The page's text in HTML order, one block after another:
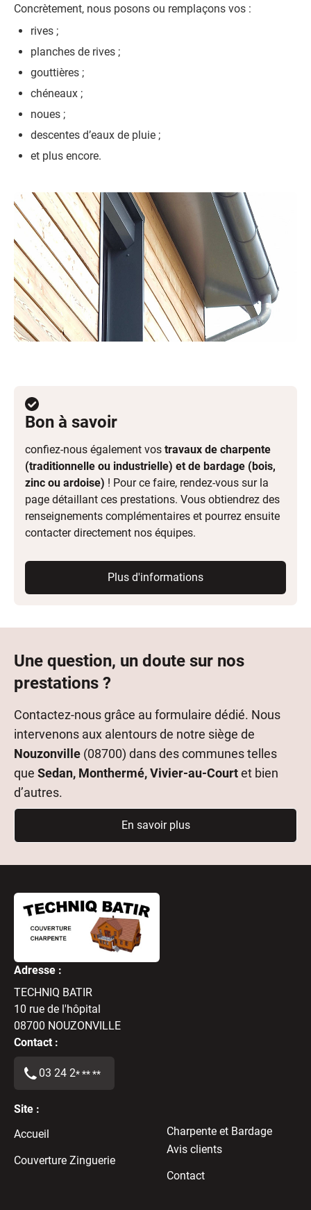
Concrètement, nous posons ou remplaçons vos :
rives ;
planches de rives ;
gouttières ;
chéneaux ;
noues ;
descentes d’eaux de pluie ;
et plus encore.
Bon à savoir
confiez-nous également vos travaux de charpente
(traditionnelle ou industrielle) et de bardage (bois,
zinc ou ardoise) ! Pour ce faire, rendez-vous sur la
page détaillant ces prestations. Vous obtiendrez des
renseignements complémentaires et pourrez ensuite
contacter directement nos équipes.
Plus d'informations
Une question, un doute sur nos
prestations ?
Contactez-nous grâce au formulaire dédié. Nous
intervenons aux alentours de notre siège de
Nouzonville (08700) dans des communes telles
que Sedan, Monthermé, Vivier-au-Courtet bien
d’autres.
En savoir plus
Adresse :
TECHNIQ BATIR
10 rue de l'hôpital
08700 NOUZONVILLE
Contact :
03 24 2* ** **
Site :
Accueil
Couverture Zinguerie
Charpente et Bardage
Avis clients
Contact